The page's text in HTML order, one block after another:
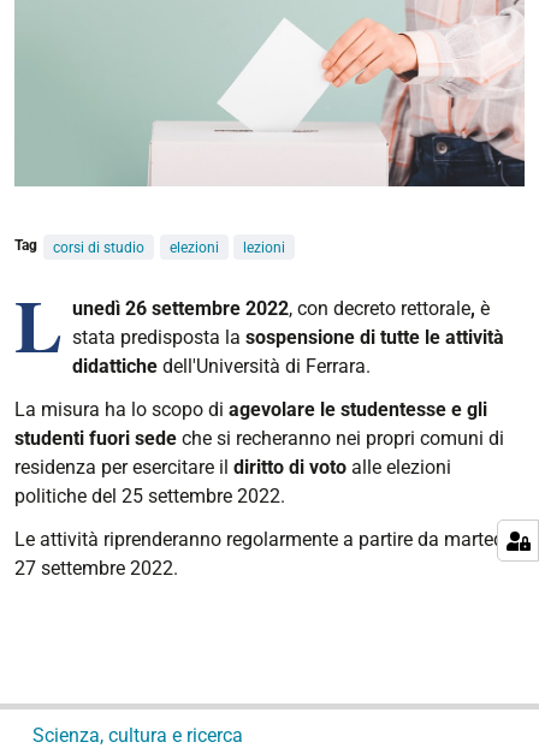
Tag corsi di studio elezioni lezioni
L unedì 26 settembre 2022, con decreto rettorale, è
stata predisposta la sospensione di tutte le attività
didattiche dell'Università di Ferrara.
La misura ha lo scopo di agevolare le studentesse e gli
studenti fuori sede che si recheranno nei propri comuni di
residenza per esercitare il diritto di voto alle elezioni
politiche del 25 settembre 2022.
Le attività riprenderanno regolarmente a partire da martedì
27 settembre 2022.
Scienza, cultura e ricerca